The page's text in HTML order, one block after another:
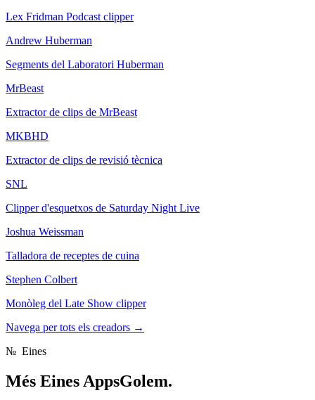
Lex Fridman Podcast clipper
Andrew Huberman
Segments del Laboratori Huberman
MrBeast
Extractor de clips de MrBeast
MKBHD
Extractor de clips de revisió tècnica
SNL
Clipper d'esquetxos de Saturday Night Live
Joshua Weissman
Talladora de receptes de cuina
Stephen Colbert
Monòleg del Late Show clipper
Navega per tots els creadors →
№ Eines
Més Eines AppsGolem.